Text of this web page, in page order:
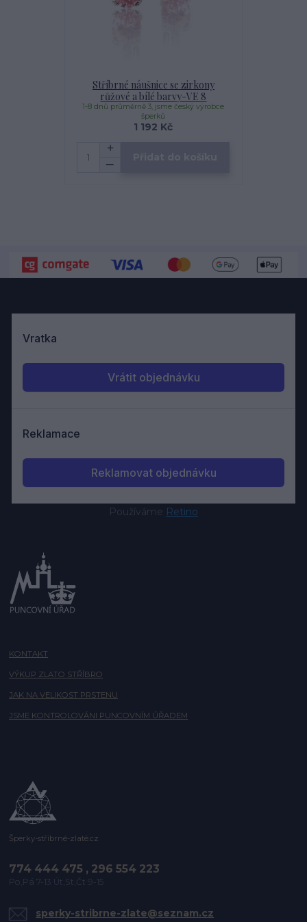
Stříbrné náušnice se zirkony
růžové a bílé barvy-VE 8
1 192 Kč
1-8 dnů průměrně 3, jsme český výrobce
šperků
Používáme Retino
KONTAKT
VÝKUP ZLATO STŘÍBRO
JAK NA VELIKOST PRSTENU
JSME KONTROLOVÁNI PUNCOVNÍM ÚŘADEM
Šperky-stříbrné-zlaté.cz
774 444 475 , 296 554 223
Po,Pá 7-13 Út,St,Čt 9-15
sperky-stribrne-zlate@seznam.cz